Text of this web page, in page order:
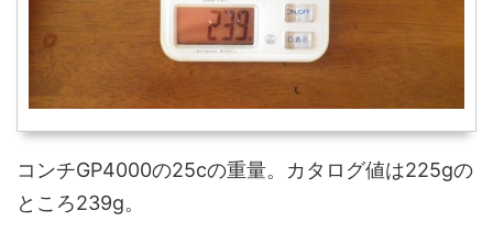
コンチGP4000の25cの重量。カタログ値は225gの
ところ239g。